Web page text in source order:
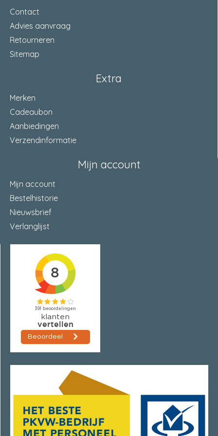
Contact
Advies aanvraag
Retourneren
Sitemap
Extra
Merken
Cadeaubon
Aanbiedingen
Verzendinformatie
Mijn account
Mijn account
Bestelhistorie
Nieuwsbrief
Verlanglijst